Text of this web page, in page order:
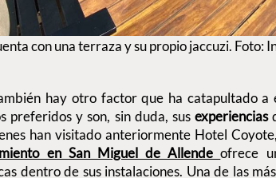
con una terraza y su propio jaccuzi. Foto:
hay otro factor que ha catapultado a
preferidos y son, sin duda, sus experiencias
han visitado anteriormente Hotel
en San Miguel de Allendeofrece
dentro de sus instalaciones. Una de las